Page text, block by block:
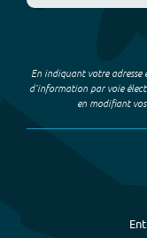
En indiquant votre adresse
d’information par voie
en modifiant